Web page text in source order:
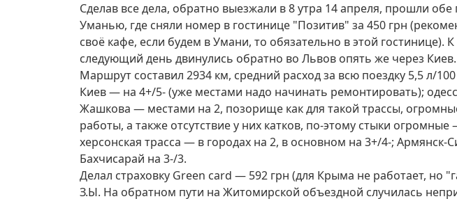
Сделав все дела, обратно выезжали в 8 утра 14 апреля, прошли
Уманью, где сняли номер в гостинице "Позитив" за 450 грн
своё кафе, если будем в Умани, то обязательно в этой гостинице).
следующий день двинулись обратно во Львов опять же через
Маршрут составил 2934 км, средний расход за всю поездку 5,5 л/
Киев — на 4+/5- (уже местами надо начинать ремонтировать);
Жашкова — местами на 2, позорище как для такой трассы,
работы, а также отсутствие у них катков, по-этому стыки
херсонская трасса — в городах на 2, в основном на 3+/4-;
Бахчисарай на 3-/3.
Делал страховку Green card — 592 грн (для Крыма не работает, но
З.Ы. На обратном пути на Житомирской объездной случилась